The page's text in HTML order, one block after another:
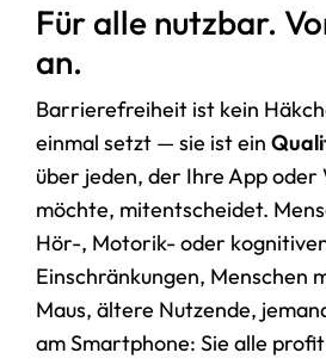
Für alle nutzbar.
an.
Barrierefreiheit ist kein
einmal setzt — sie ist ein
über jeden, der Ihre App oder
möchte, mitentscheidet.
Hör-, Motorik- oder
Einschränkungen, Menschen
Maus, ältere Nutzende,
am Smartphone: Sie alle